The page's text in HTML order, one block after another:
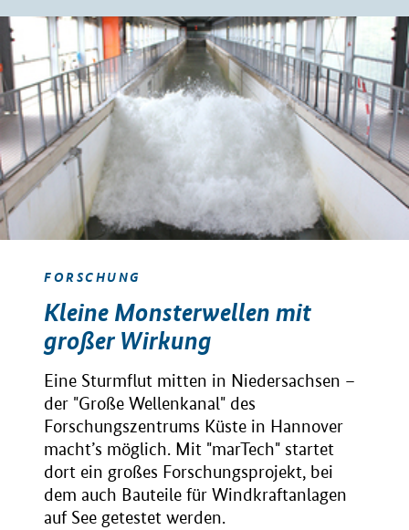
FORSCHUNG
Kleine Monsterwellen mit
großer Wirkung
Eine Sturmflut mitten in Niedersachsen –
der "Große Wellenkanal" des
Forschungszentrums Küste in Hannover
macht’s möglich. Mit "marTech" startet
dort ein großes Forschungsprojekt, bei
dem auch Bauteile für Windkraftanlagen
auf See getestet werden.